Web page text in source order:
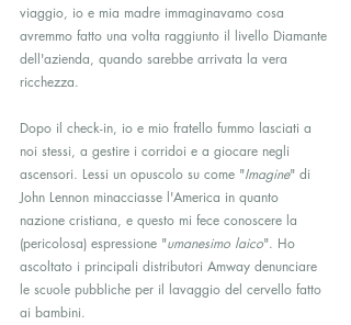
viaggio, io e mia madre immaginavamo cosa
avremmo fatto una volta raggiunto il livello Diamante
dell'azienda, quando sarebbe arrivata la vera
ricchezza.
Dopo il check-in, io e mio fratello fummo lasciati a
noi stessi, a gestire i corridoi e a giocare negli
ascensori. Lessi un opuscolo su come "Imagine" di
John Lennon minacciasse l'America in quanto
nazione cristiana, e questo mi fece conoscere la
(pericolosa) espressione "umanesimo laico". Ho
ascoltato i principali distributori Amway denunciare
le scuole pubbliche per il lavaggio del cervello fatto
ai bambini.